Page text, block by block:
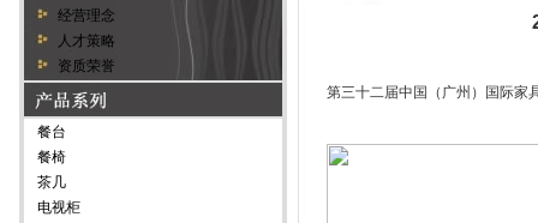
经营理念
人才策略
资质荣誉
餐台
餐椅
茶几
电视柜
第三十二届中国（广州）国际家